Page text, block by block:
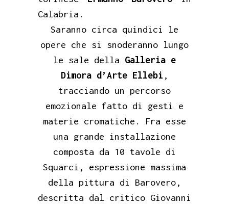
Calabria.
Saranno circa quindici le
opere che si snoderanno lungo
le sale della Galleria e
Dimora d’Arte Ellebi ,
tracciando un percorso
emozionale fatto di gesti e
materie cromatiche. Fra esse
una grande installazione
composta da 10 tavole di
Squarci, espressione massima
della pittura di Barovero,
descritta dal critico Giovanni